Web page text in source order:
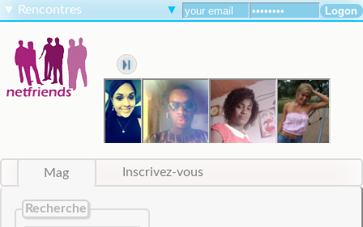
▼ Rencontres ▼
Mag Inscrivez-vous
Recherche